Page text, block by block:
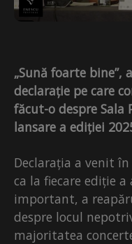
„Sună foarte
declarație pe care
făcut-o despre
lansare a ediției
Declarația a venit
ca la fiecare ediție
important, a
despre locul
majoritatea